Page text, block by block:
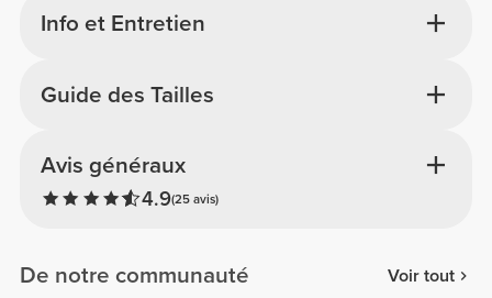
Info et Entretien
Avis généraux
4.9(25 avis)
Guide des Tailles
De notre communauté Voir tout